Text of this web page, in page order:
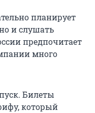
планирует
и слушать
предпочитает
много
Билеты
который